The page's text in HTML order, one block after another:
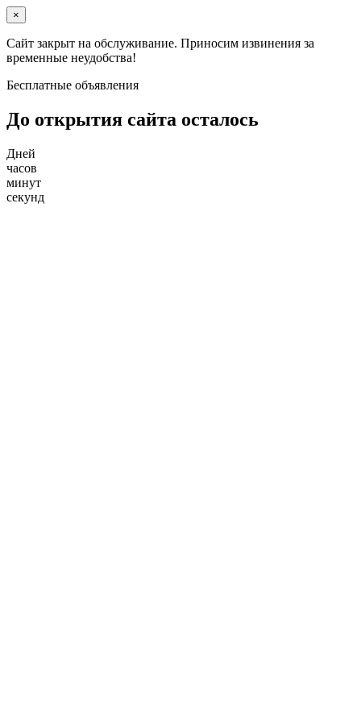
×
Сайт закрыт на обслуживание. Приносим извинения за
временные неудобства!
Бесплатные объявления
До открытия сайта осталось
Дней
часов
минут
секунд